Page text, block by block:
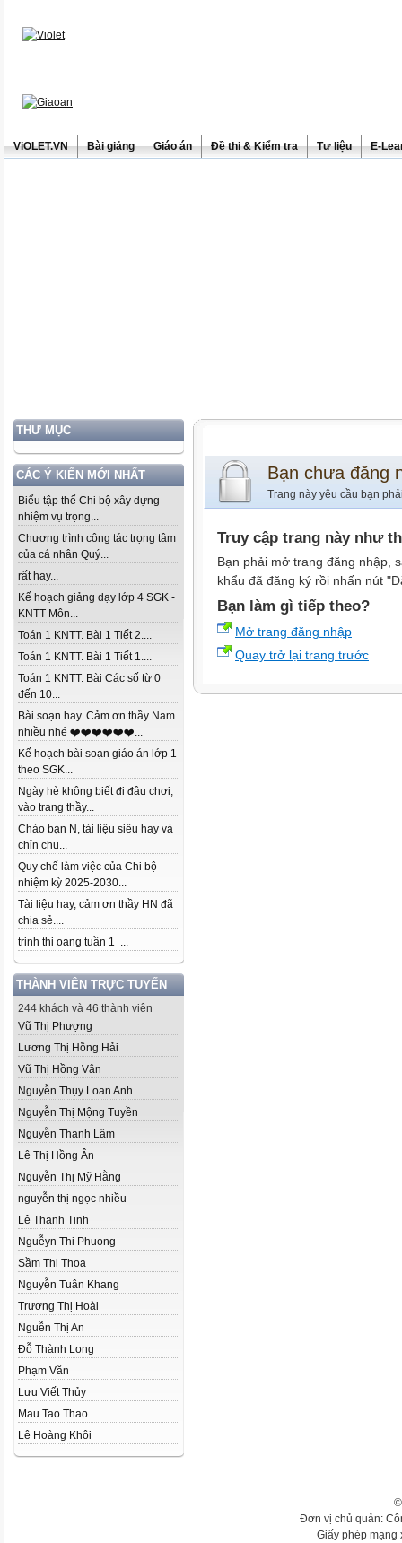
ViOLET.VN Bài giảng Giáo án Đề thi & Kiểm tra Tư liệu E-
THƯ MỤC
CÁC Ý KIẾN MỚI NHẤT
Biểu tập thể Chi bộ xây dựng
nhiệm vụ trọng...
Chương trình công tác trọng tâm
của cá nhân Quý...
rất hay...
Kế hoạch giảng dạy lớp 4 SGK -
KNTT Môn...
Toán 1 KNTT. Bài 1 Tiết 2....
Toán 1 KNTT. Bài 1 Tiết 1....
Toán 1 KNTT. Bài Các số từ 0
đến 10...
Bài soạn hay. Cảm ơn thầy Nam
nhiều nhé ❤️❤️❤️❤️❤️❤️...
Kế hoạch bài soạn giáo án lớp 1
theo SGK...
Ngày hè không biết đi đâu chơi,
vào trang thầy...
Chào bạn N, tài liệu siêu hay và
chỉn chu...
Quy chế làm việc của Chi bộ
nhiệm kỳ 2025-2030...
Tài liệu hay, cảm ơn thầy HN đã
chia sẻ....
trinh thi oang tuần 1 ...
THÀNH VIÊN TRỰC TUYẾN
244 khách và 46 thành viên
Vũ Thị Phượng
Lương Thị Hồng Hải
Vũ Thị Hồng Vân
Nguyễn Thụy Loan Anh
Nguyễn Thị Mộng Tuyền
Nguyễn Thanh Lâm
Lê Thị Hồng Ân
Nguyễn Thị Mỹ Hằng
nguyễn thị ngọc nhiều
Lê Thanh Tịnh
Nguễyn Thi Phuong
Sầm Thị Thoa
Nguyễn Tuân Khang
Trương Thị Hoài
Nguễn Thị An
Đỗ Thành Long
Phạm Văn
Lưu Viết Thủy
Mau Tao Thao
Lê Hoàng Khôi
Bạn chưa đăng
Trang này yêu cầu bạn
Truy cập trang này như
Bạn phải mở trang đăng nhập,
khẩu đã đăng ký rồi nhấn nút
Bạn làm gì tiếp theo?
Mở trang đăng nhập
Quay trở lại trang trước
Đơn vị chủ quản:
Giấy phép mạng